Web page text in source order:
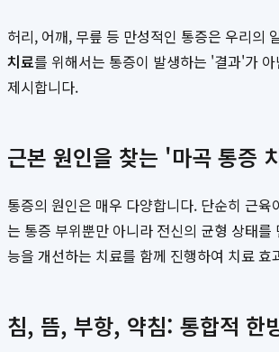
허리, 어깨, 무릎 등 만성적인 통증은 우리의
치료를 위해서는 통증이 발생하는 '결과'가
제시합니다.
근본 원인을 찾는 '마곡 통증
통증의 원인은 매우 다양합니다. 단순히 근
는 통증 부위뿐만 아니라 전신의 균형 상태
능을 개선하는 치료를 함께 진행하여 치료
침, 뜸, 부항, 약침: 통합적 한